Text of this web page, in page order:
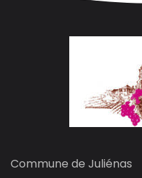
Commune de Juliénas